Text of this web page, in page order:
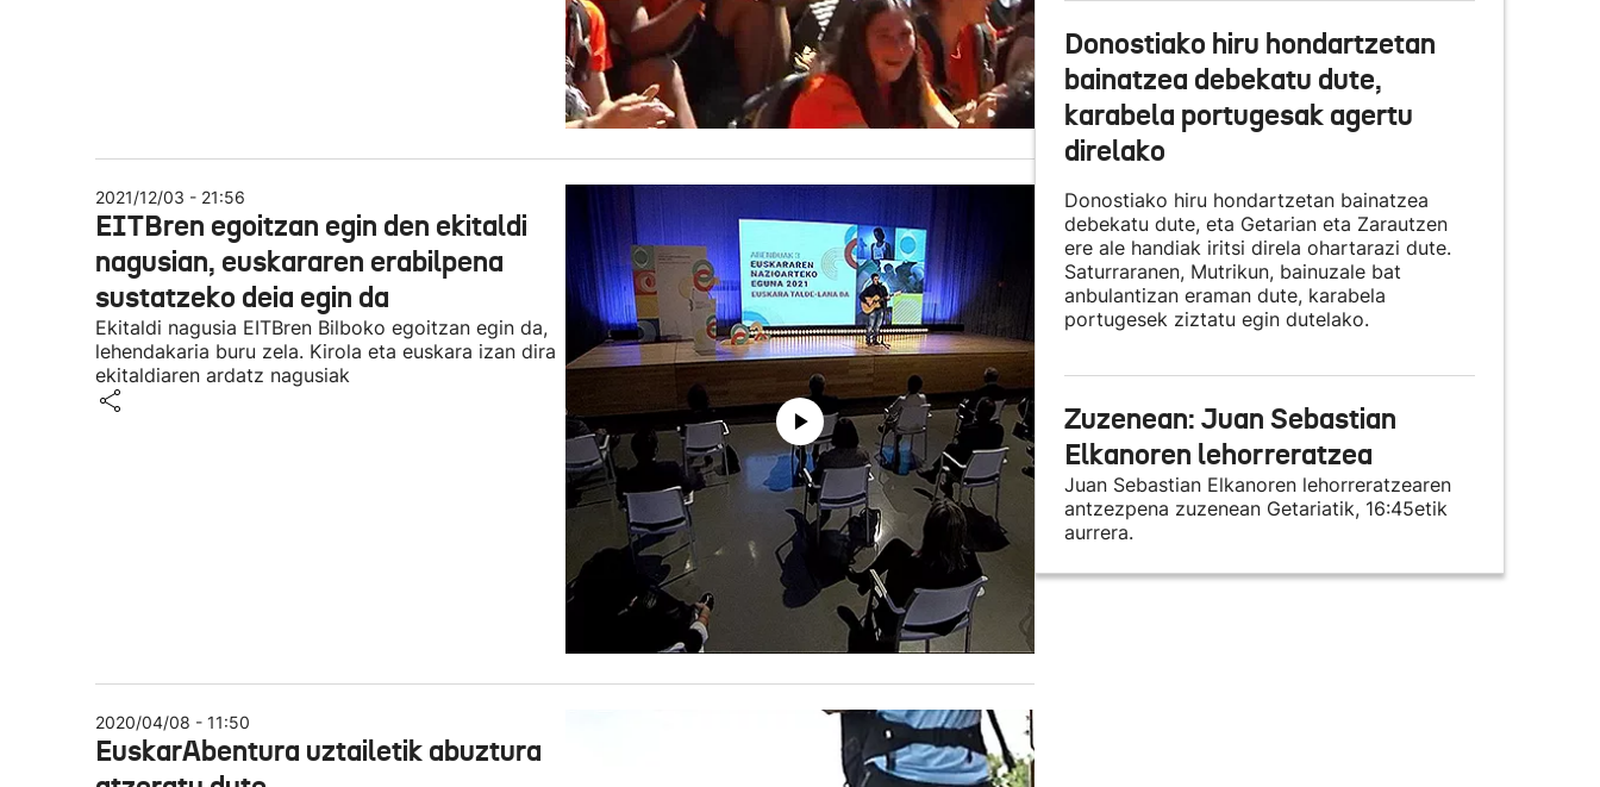
2021/12/03 - 21:56
EITBren egoitzan egin den ekitaldi
nagusian, euskararen erabilpena
sustatzeko deia egin da
Ekitaldi nagusia EITBren Bilboko egoitzan egin da,
lehendakaria buru zela. Kirola eta euskara izan dira
ekitaldiaren ardatz nagusiak
2020/04/08 - 11:50
EuskarAbentura uztailetik abuztura
Donostiako hiru hondartzetan
bainatzea debekatu dute,
karabela portugesak agertu
direlako
Donostiako hiru hondartzetan bainatzea
debekatu dute, eta Getarian eta Zarautzen
ere ale handiak iritsi direla ohartarazi dute.
Saturraranen, Mutrikun, bainuzale bat
anbulantizan eraman dute, karabela
portugesek ziztatu egin dutelako.
Zuzenean: Juan Sebastian
Elkanoren lehorreratzea
Juan Sebastian Elkanoren lehorreratzearen
antzezpena zuzenean Getariatik, 16:45etik
aurrera.